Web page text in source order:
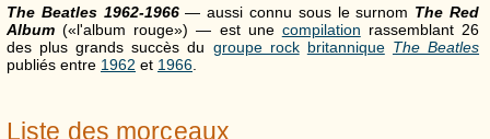
The Beatles 1962-1966— aussi connu sous le surnom The Red
Album («l'album rouge») — est une compilation rassemblant 26
des plus grands succès du groupe rock britannique The Beatles
publiés entre 1962 et 1966
Liste des morceaux